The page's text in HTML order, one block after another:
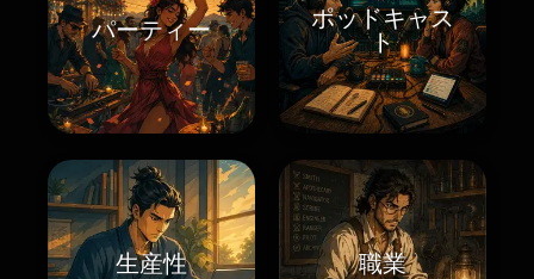
パーティー
ポッドキャス
ト
生産性 職業